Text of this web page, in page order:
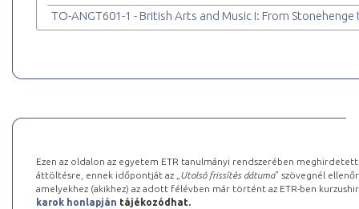
TO-ANGT601-1 - British Arts and Music I: From Stonehenge
Ezen az oldalon az egyetem ETR tanulmányi rendszerében
áttöltésre, ennek időpontját az „ Utolsó frissítés dátuma” szövegnél
amelyekhez (akikhez) az adott félévben már történt az ETR-ben
karok honlapján tájékozódhat.